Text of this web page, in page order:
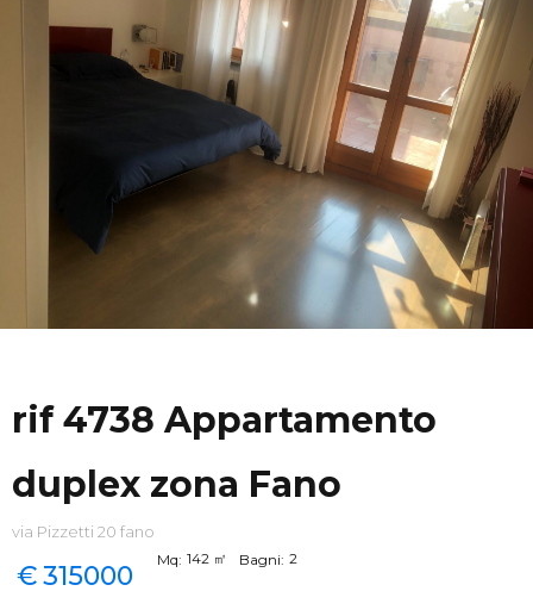
rif 4738 Appartamento
duplex zona Fano
via Pizzetti 20 fano
€315000
Mq: 142 ㎡ Bagni: 2